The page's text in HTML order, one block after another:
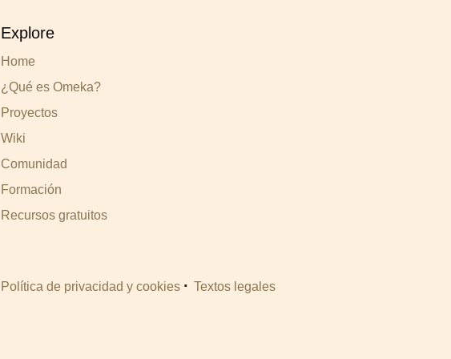
Explore
Home
¿Qué es Omeka?
Proyectos
Wiki
Comunidad
Formación
Recursos gratuitos
Política de privacidad y cookies · Textos legales